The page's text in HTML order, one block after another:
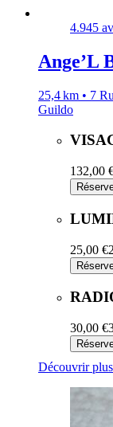
4.945
Ange’L
25,4 km • 7
Guildo
132,00
25,00 €
30,00 €
Découvrir